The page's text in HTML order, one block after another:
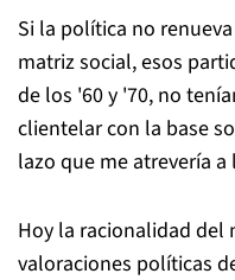
Si la política no
matriz social, esos
de los '60 y '70, no
clientelar con la base
lazo que me atrevería
Hoy la racionalidad del
valoraciones políticas